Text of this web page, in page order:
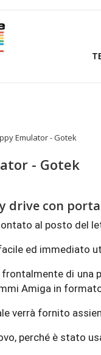
Emulator - Gotek
- Gotek
con porta
al posto del
ed immediato
di una
Amiga in
verrà fornito
perché è stato